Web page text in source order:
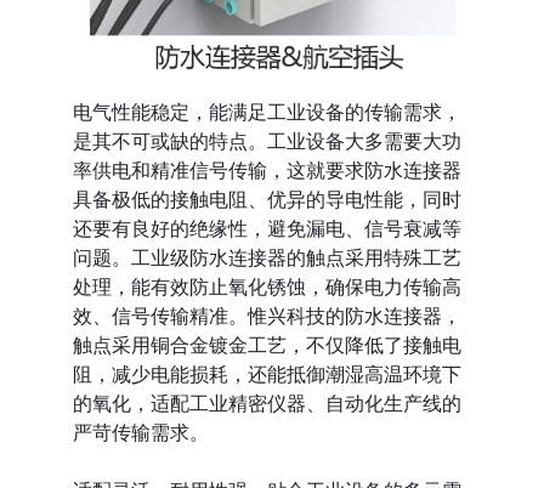
电气性能稳定，能满足工业设备的传输需求，
是其不可或缺的特点。工业设备大多需要大功
率供电和精准信号传输，这就要求防水连接器
具备极低的接触电阻、优异的导电性能，同时
还要有良好的绝缘性，避免漏电、信号衰减等
问题。工业级防水连接器的触点采用特殊工艺
处理，能有效防止氧化锈蚀，确保电力传输高
效、信号传输精准。惟兴科技的防水连接器，
触点采用铜合金镀金工艺，不仅降低了接触电
阻，减少电能损耗，还能抵御潮湿高温环境下
的氧化，适配工业精密仪器、自动化生产线的
严苛传输需求。